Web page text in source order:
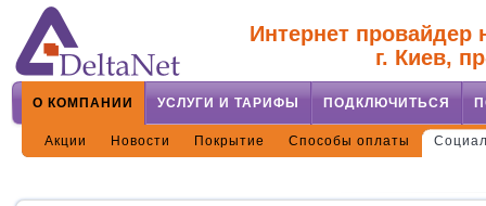
Интернет провайдер
г. Киев,
О КОМПАНИИ УСЛУГИ И ТАРИФЫ ПОДКЛЮЧИТЬСЯ
Акции Новости Покрытие Способы оплаты